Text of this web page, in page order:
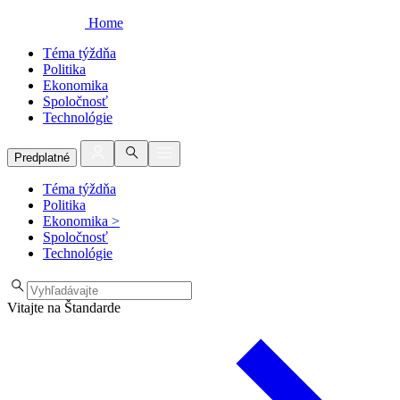
Home
Téma týždňa
Politika
Ekonomika
Spoločnosť
Technológie
Predplatné
Téma týždňa
Politika
Ekonomika >
Spoločnosť
Technológie
Vitajte na Štandarde